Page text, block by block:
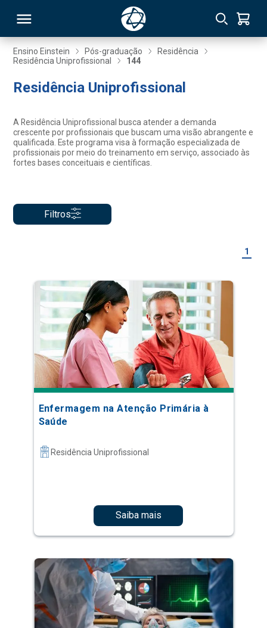
Ensino Einstein Pós-graduação
Residência
Residência Uniprofissional
144
Residência Uniprofissional
A Residência Uniprofissional busca atender a demanda
crescente por profissionais que buscam uma visão abrangente e
qualificada. Este programa visa à formação especializada de
profissionais por meio do treinamento em serviço, associado às
fortes bases conceituais e científicas.
Filtros
1
Enfermagem na Atenção Primária à
Saúde
Residência Uniprofissional
Saiba mais